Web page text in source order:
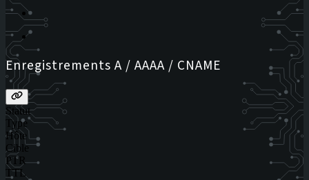
Enregistrements A / AAAA / CNAME
Statut
Type
Hôte
Cible
PTR
TTL